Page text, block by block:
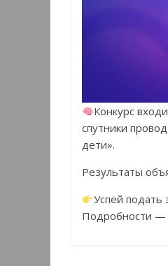
Конкурс
спутники
дети».
Результаты
Успей подать
Подробности —